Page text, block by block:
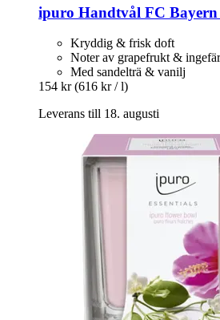
ipuro Handtvål FC
Kryddig & frisk doft
Noter av grapefrukt &
Med sandelträ & vanilj
154 kr (616 kr / l)
Leverans till 18. augusti